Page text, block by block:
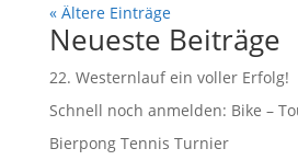
« Ältere Einträge
Neueste Beiträge
22. Westernlauf ein voller Erfolg!
Schnell noch anmelden: Bike –
Bierpong Tennis Turnier